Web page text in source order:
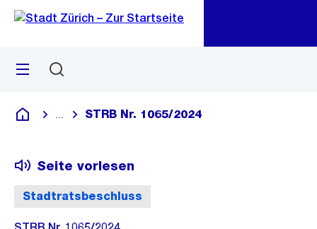
Navigation
Sprunglink
Menü
Deutsch
Blende alle Breadcrumbs ein
STRB Nr. 1065/2024
Stadtratsbeschluss
Seite vorlesen